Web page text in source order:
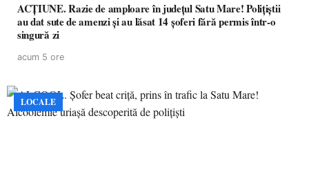
ACȚIUNE. Razie de amploare în județul Satu Mare! Polițiștii
au dat sute de amenzi și au lăsat 14 șoferi fără permis într-o
singură zi
acum 5 ore
LOCALE